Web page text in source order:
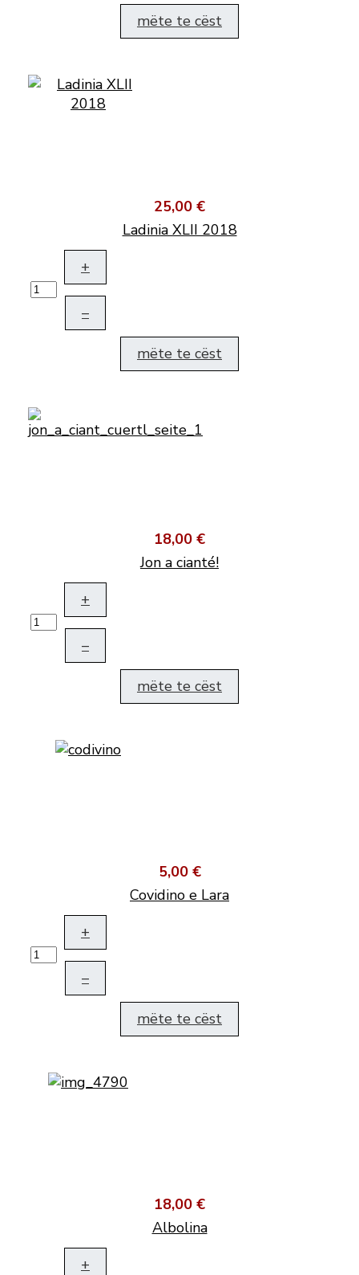
mëte te cëst
25,00 €
Ladinia XLII 2018
+
–
mëte te cëst
18,00 €
Jon a cianté!
+
–
mëte te cëst
5,00 €
Covidino e Lara
+
–
mëte te cëst
18,00 €
Albolina
+